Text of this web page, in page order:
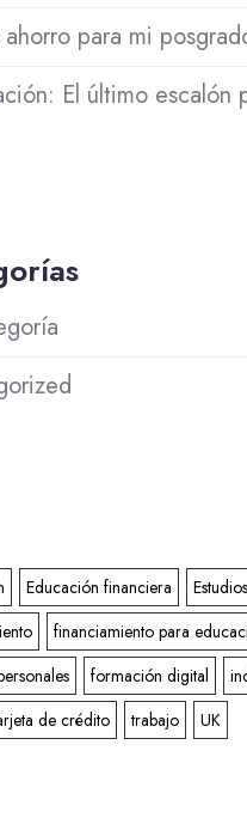
para mi
El último escalón
Educación financiera
financiamiento para
formación digital
de crédito trabajo UK